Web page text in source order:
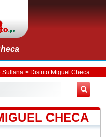
Sullana > Distrito Miguel Checa
CHECA